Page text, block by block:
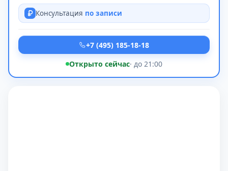
Консультация по записи
+7 (495) 185-18-18
Открыто сейчас· до 21:00